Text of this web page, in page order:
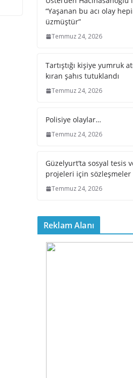
“Yaşanan bu acı olay
üzmüştür”
Temmuz 24, 2026
Tartıştığı kişiye yumruk
kıran şahıs tutuklandı
Temmuz 24, 2026
Polisiye olaylar…
Temmuz 24, 2026
Güzelyurt’ta sosyal tesis
projeleri için sözleşmeler
Temmuz 24, 2026
Reklam Alanı